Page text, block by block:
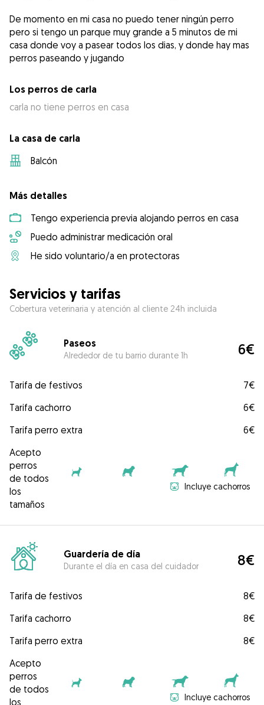
De momento en mi casa no puedo tener ningún perro
pero si tengo un parque muy grande a 5 minutos de mi
casa donde voy a pasear todos los dias, y donde hay mas
perros paseando y jugando
Los perros de carla
carla no tiene perros en casa
La casa de carla
Balcón
Más detalles
Tengo experiencia previa alojando perros en casa
Puedo administrar medicación oral
He sido voluntario/a en protectoras
Servicios y tarifas
Cobertura veterinaria y atención al cliente 24h incluida
Paseos
Alrededor de tu barrio durante 1h 6€
Tarifa de festivos
7€
Tarifa cachorro
6€
Tarifa perro extra
6€
Acepto
perros
de todos
los
tamaños
Incluye cachorros
Guardería de día
Durante el día en casa del cuidador 8€
Tarifa de festivos
8€
Tarifa cachorro
8€
Tarifa perro extra
8€
Acepto
perros
de todos
los
Incluye cachorros